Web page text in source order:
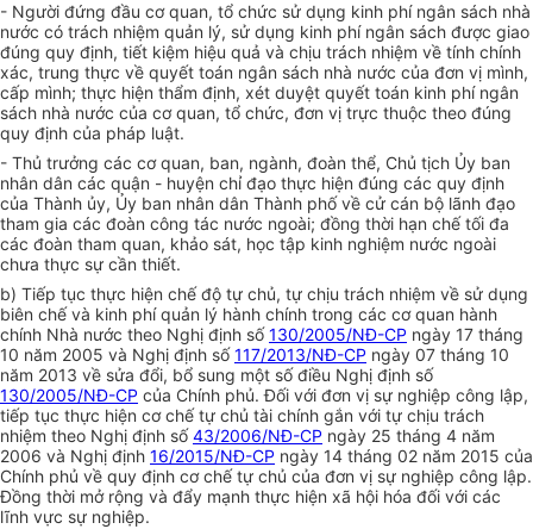
- Người đứng đầu cơ quan, tổ chức sử dụng kinh phí ngân sách nhà
nước có trách nhiệm quản lý, sử dụng kinh phí ngân sách được giao
đúng quy định, tiết kiệm hiệu quả và chịu trách nhiệm về tính chính
xác, trung thực về quyết toán ngân sách nhà nước của đơn vị mình,
cấp mình; thực hiện thẩm định, xét duyệt quyết toán kinh phí ngân
sách nhà nước của cơ quan, tổ chức, đơn vị trực thuộc theo đúng
quy định của pháp luật.
- Thủ trưởng các cơ quan, ban, ngành, đoàn thể, Chủ tịch Ủy ban
nhân dân các quận - huyện chỉ đạo thực hiện đúng các quy định
của Thành ủy, Ủy ban nhân dân Thành phố về cử cán bộ lãnh đạo
tham gia các đoàn công tác nước ngoài; đồng thời hạn chế tối đa
các đoàn tham quan, khảo sát, học tập kinh nghiệm nước ngoài
chưa thực sự cần thiết.
b) Tiếp tục thực hiện chế độ tự chủ, tự chịu trách nhiệm về sử dụng
biên chế và kinh phí quản lý hành chính trong các cơ quan hành
chính Nhà nước theo Nghị định số130/2005/NĐ-CP ngày 17 tháng
10 năm 2005 và Nghị định số117/2013/NĐ-CP ngày 07 tháng 10
năm 2013 về sửa đổi, bổ sung một số điều Nghị định số
130/2005/NĐ-CP của Chính phủ. Đối với đơn vị sự nghiệp công lập,
tiếp tục thực hiện cơ chế tự chủ tài chính gắn với tự chịu trách
nhiệm theo Nghị định số43/2006/NĐ-CP ngày 25 tháng 4 năm
2006 và Nghị định 16/2015/NĐ-CP ngày 14 tháng 02 năm 2015 của
Chính phủ về quy định cơ chế tự chủ của đơn vị sự nghiệp công lập.
Đồng thời mở rộng và đẩy mạnh thực hiện xã hội hóa đối với các
lĩnh vực sự nghiệp.